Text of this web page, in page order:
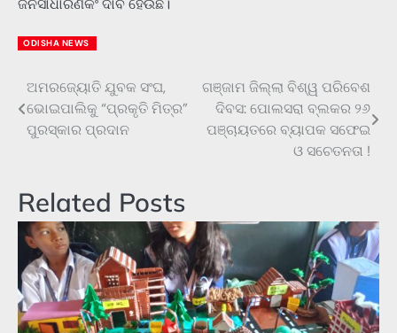
ଜନସାଧାରଣକଂ ଦାବି ହେଉଛି।
ODISHA NEWS
Post
navigation
ଅମରଜ୍ୟୋତି ଯୁବକ ସଂଘ,
ଭୋଇପାଲିକୁ “ପ୍ରକୃତି ମିତ୍ର”
ପୁରସ୍କାର ପ୍ରଦାନ
ଗଞ୍ଜାମ ଜିଲ୍ଲା ବିଶ୍ୱ ପରିବେଶ
ଦିବସ: ପୋଲସରା ବ୍ଲକର ୨୬
ପଞ୍ଚାୟତରେ ବ୍ୟାପକ ସଫେଇ
ଓ ସଚେତନତା !
Related Posts